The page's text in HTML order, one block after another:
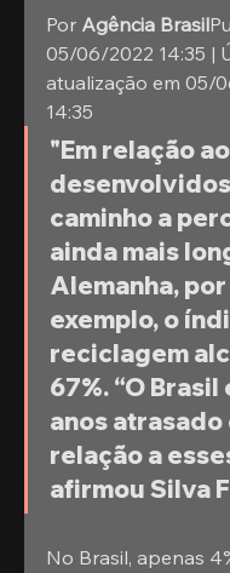
Por Agência Brasil
05/06/2022 14:35 |
atualização em 05/
14:35
"Em relação
caminho a
ainda mais
Alemanha, por
exemplo, o
reciclagem
67%. “O Brasil
anos atrasado
relação a
afirmou Silva
No Brasil, apenas